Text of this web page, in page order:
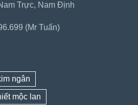
Trực, Nam Định
(Mr Tuấn)
ngân
mộc lan